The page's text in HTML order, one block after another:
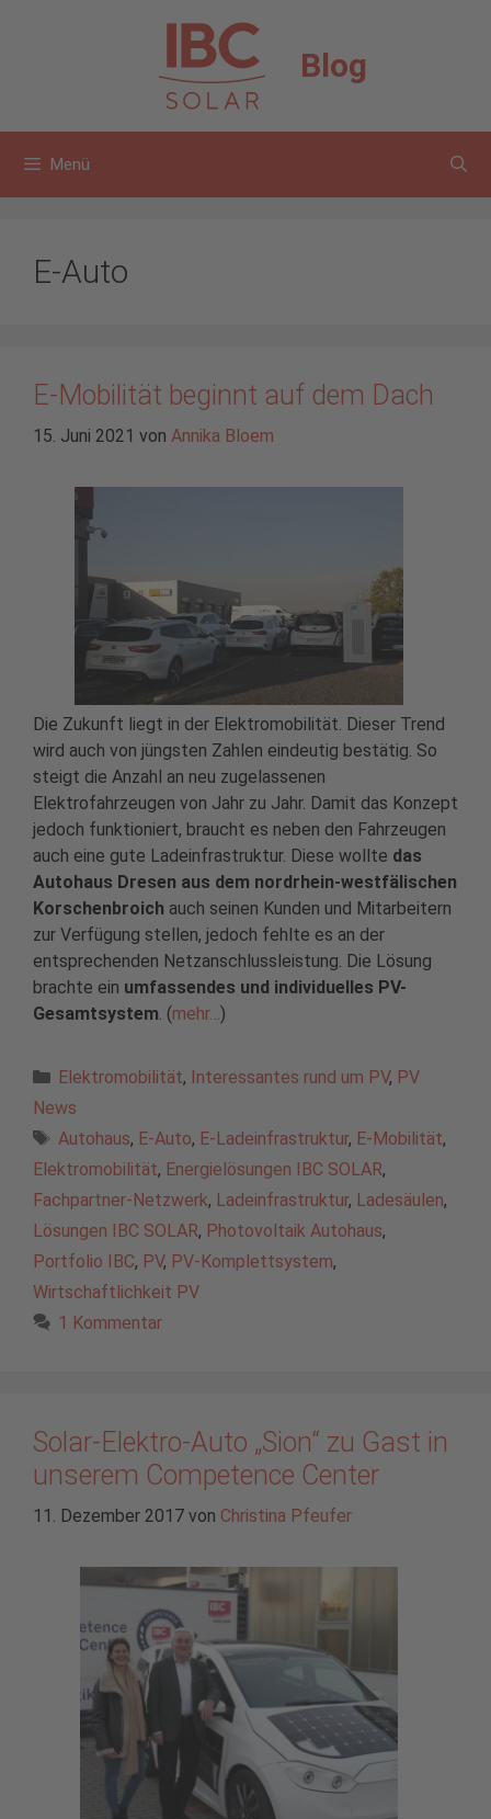
Blog
Menü
E-Auto
E-Mobilität beginnt auf dem Dach
15. Juni 2021 von Annika Bloem
Die Zukunft liegt in der Elektromobilität. Dieser Trend
wird auch von jüngsten Zahlen eindeutig bestätig. So
steigt die Anzahl an neu zugelassenen
Elektrofahrzeugen von Jahr zu Jahr. Damit das Konzept
jedoch funktioniert, braucht es neben den Fahrzeugen
auch eine gute Ladeinfrastruktur. Diese wollte das
Autohaus Dresen aus dem nordrhein-westfälischen
Korschenbroich auch seinen Kunden und Mitarbeitern
zur Verfügung stellen, jedoch fehlte es an der
entsprechenden Netzanschlussleistung. Die Lösung
brachte ein umfassendes und individuelles PV-
Gesamtsystem. (mehr…)
Kategorien
Elektromobilität, Interessantes rund um PV, PV
News
Schlagwörter
Autohaus, E-Auto, E-Ladeinfrastruktur, E-Mobilität,
Elektromobilität, Energielösungen IBC SOLAR,
Fachpartner-Netzwerk, Ladeinfrastruktur, Ladesäulen,
Lösungen IBC SOLAR, Photovoltaik Autohaus,
Portfolio IBC, PV, PV-Komplettsystem,
Wirtschaftlichkeit PV
1 Kommentar
Solar-Elektro-Auto „Sion“ zu Gast in
unserem Competence Center
11. Dezember 2017 von Christina Pfeufer